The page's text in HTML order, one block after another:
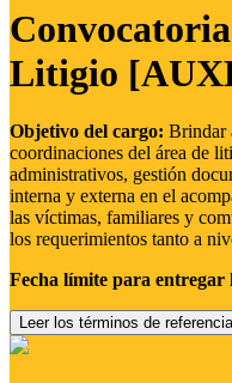
Litigio
Objetivo del cargo: Brindar
coordinaciones del área de
administrativos, gestión
interna y externa en el
las víctimas, familiares y
los requerimientos tanto a
Fecha límite para entregar
Leer los términos de referencia